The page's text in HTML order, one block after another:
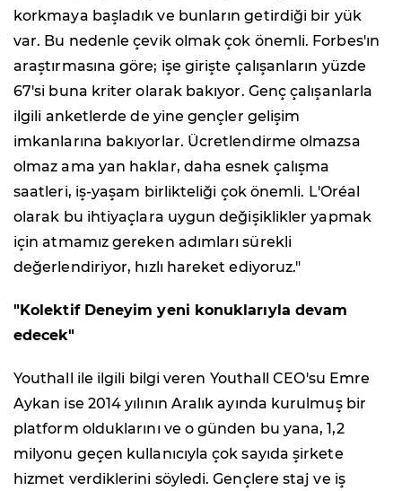
korkmaya başladık ve bunların getirdiği bir yük
var. Bu nedenle çevik olmak çok önemli. Forbes'ın
araştırmasına göre; işe girişte çalışanların yüzde
67'si buna kriter olarak bakıyor. Genç çalışanlarla
ilgili anketlerde de yine gençler gelişim
imkanlarına bakıyorlar. Ücretlendirme olmazsa
olmaz ama yan haklar, daha esnek çalışma
saatleri, iş-yaşam birlikteliği çok önemli. L'Oréal
olarak bu ihtiyaçlara uygun değişiklikler yapmak
için atmamız gereken adımları sürekli
değerlendiriyor, hızlı hareket ediyoruz."
"Kolektif Deneyim yeni konuklarıyla devam
edecek"
Youthall ile ilgili bilgi veren Youthall CEO'su Emre
Aykan ise 2014 yılının Aralık ayında kurulmuş bir
platform olduklarını ve o günden bu yana, 1,2
milyonu geçen kullanıcıyla çok sayıda şirkete
hizmet verdiklerini söyledi. Gençlere staj ve iş